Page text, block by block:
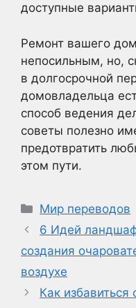
доступные
Ремонт вашего
непосильным, но,
в долгосрочной
домовладельца
способ ведения
советы полезно
предотвратить
этом пути.
Рубрики
Мир переводов
6 Идей
создания
воздухе
Как